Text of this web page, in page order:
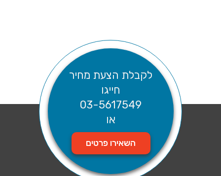
לקבלת הצעת מחיר
חייגו
03-5617549
או
השאירו פרטים